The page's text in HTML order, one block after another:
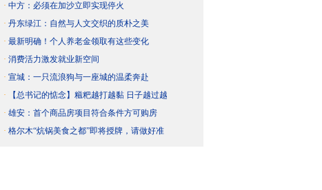
· 中方：必须在加沙立即实现停火
· 丹东绿江：自然与人文交织的质朴之美
· 最新明确！个人养老金领取有这些变化
· 消费活力激发就业新空间
· 宣城：一只流浪狗与一座城的温柔奔赴
·
【总书记的惦念】糍粑越打越黏 日子越过越
· 雄安：首个商品房项目符合条件方可购房
· 格尔木“炕锅美食之都”即将授牌，请做好准